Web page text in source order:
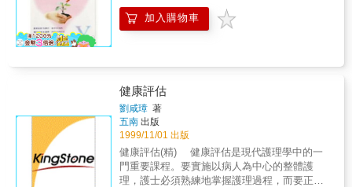
康把脈，是現代人最重要的課題。 作者簡介
曾文哲 中央大學英美語文系畢業，現任自立
加入購物車
健康評估
劉咸璋 著
五南 出版
1999/11/01 出版
健康評估(精) 健康評估是現代護理學中的一
門重要課程。要實施以病人為中心的整體護
理，護士必須熟練地掌握護理過程，而要正確